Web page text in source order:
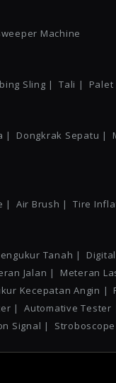
Machine
Sling | Tali |
| Dongkrak Sepatu |
| Air Brush | Tire
Tanah |
Jalan | Meteran
Kecepatan Angin |
| Automative Tester
Signal |